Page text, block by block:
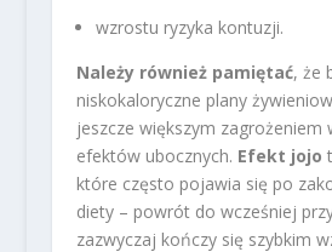
wzrostu ryzyka kontuzji.
Należy również pamiętać, że
niskokaloryczne plany
jeszcze większym zagrożeniem
efektów ubocznych. Efekt jojo
które często pojawia się po
diety – powrót do wcześniej
zazwyczaj kończy się szybkim